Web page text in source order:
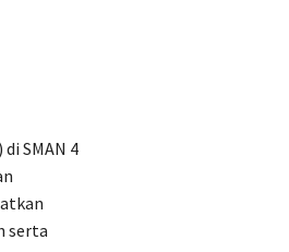
SMAN 4
serta